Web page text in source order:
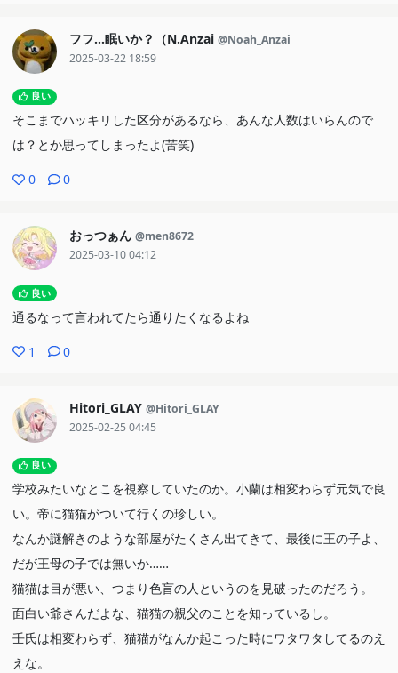
フフ…眠いか？（N.Anzai @Noah_Anzai
2025-03-22 18:59
良い
そこまでハッキリした区分があるなら、あんな人数はいらんので
は？とか思ってしまったよ(苦笑)
0 0
おっつぁん @men8672
2025-03-10 04:12
良い
通るなって言われてたら通りたくなるよね
1 0
Hitori_GLAY @Hitori_GLAY
2025-02-25 04:45
良い
学校みたいなとこを視察していたのか。小蘭は相変わらず元気で良
い。帝に猫猫がついて行くの珍しい。
なんか謎解きのような部屋がたくさん出てきて、最後に王の子よ、
だが王母の子では無いか……
猫猫は目が悪い、つまり色盲の人というのを見破ったのだろう。
面白い爺さんだよな、猫猫の親父のことを知っているし。
壬氏は相変わらず、猫猫がなんか起こった時にワタワタしてるのえ
えな。